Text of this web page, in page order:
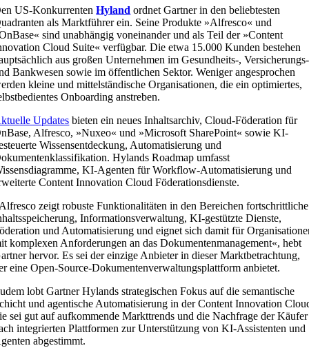
US-KonkurrentenHyland ordnet Gartner in den beliebtesten
als Marktführer ein. Seine Produkte »Alfresco« und
sind unabhängig voneinander und als Teil der »Content
Cloud Suite« verfügbar. Die etwa 15.000 Kunden bestehen
aus großen Unternehmen im Gesundheits-, Versicherungs-
Bankwesen sowie im öffentlichen Sektor. Weniger angesprochen
kleine und mittelständische Organisationen, die ein optimiertes,
Onboarding anstreben.
Updates bieten ein neues Inhaltsarchiv, Cloud-Föderation für
Alfresco, »Nuxeo« und »Microsoft SharePoint« sowie KI-
Wissensentdeckung, Automatisierung und
Hylands Roadmap umfasst
KI-Agenten für Workflow-Automatisierung und
Content Innovation Cloud Föderationsdienste.
zeigt robuste Funktionalitäten in den Bereichen fortschrittliche
Informationsverwaltung, KI-gestützte Dienste,
und Automatisierung und eignet sich damit für
komplexen Anforderungen an das Dokumentenmanagement«, hebt
hervor. Es sei der einzige Anbieter in dieser Marktbetrachtung,
eine Open-Source-Dokumentenverwaltungsplattform anbietet.
lobt Gartner Hylands strategischen Fokus auf die semantische
und agentische Automatisierung in der Content Innovation
sei gut auf aufkommende Markttrends und die Nachfrage der Käufer
integrierten Plattformen zur Unterstützung von KI-Assistenten und
abgestimmt.